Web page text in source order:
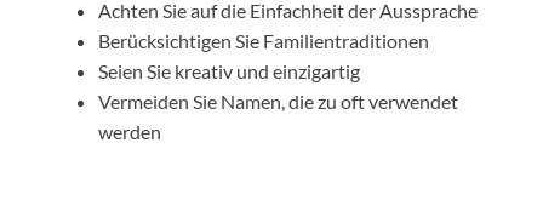
Achten Sie auf die Einfachheit der Aussprache
Berücksichtigen Sie Familientraditionen
Seien Sie kreativ und einzigartig
Vermeiden Sie Namen, die zu oft verwendet
werden